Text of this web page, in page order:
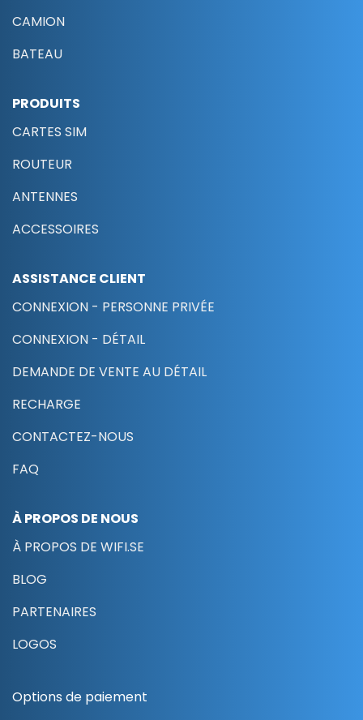
CAMION
BATEAU
PRODUITS
CARTES SIM
ROUTEUR
ANTENNES
ACCESSOIRES
ASSISTANCE CLIENT
CONNEXION - PERSONNE PRIVÉE
CONNEXION - DÉTAIL
DEMANDE DE VENTE AU DÉTAIL
RECHARGE
CONTACTEZ-NOUS
FAQ
À PROPOS DE NOUS
À PROPOS DE WIFI.SE
BLOG
PARTENAIRES
LOGOS
Options de paiement